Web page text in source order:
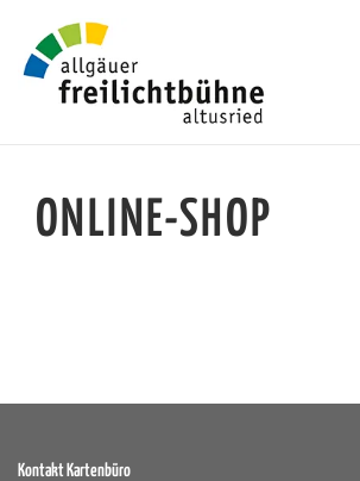
ONLINE-SHOP
Kontakt Kartenbüro